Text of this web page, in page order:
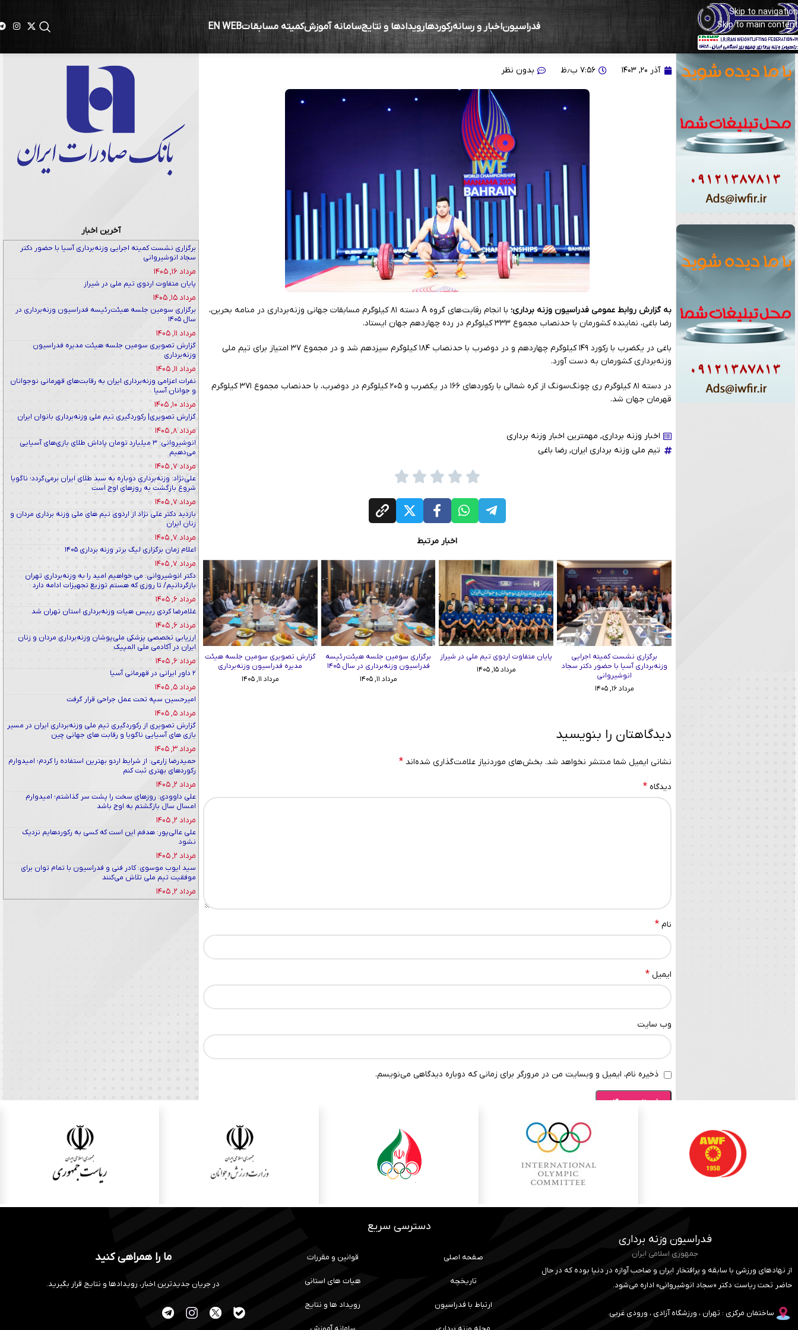
Skip to navigation
Skip to main content
فدراسیوناخبار و رسانهرکوردهارویدادها و نتایجسامانه آموزشکمیته مسابقاتEN WEB
رضا باغی در دسته ۸۱ کیلوگرم چهاردهم شد
آذر ۲۰, ۱۴۰۳ ۷:۵۶ ب٫ظ بدون نظر
به گزارش روابط عمومی فدراسیون وزنه برداری؛
با انجام رقابت‌های گروه A دسته ۸۱ کیلوگرم مسابقات جهانی وزنه‌برداری در منامه بحرین،
رضا باغی، نماینده کشورمان با حدنصاب مجموع ۳۳۳ کیلوگرم در رده چهاردهم جهان ایستاد.
باغی در یکضرب با رکورد ۱۴۹ کیلوگرم چهاردهم و در دوضرب با حدنصاب ۱۸۴ کیلوگرم سیزدهم شد و در مجموع ۳۷ امتیاز برای تیم ملی
وزنه‌برداری کشورمان به دست آورد.
در دسته ۸۱ کیلوگرم ری چونگ‌سونگ از کره شمالی با رکوردهای ۱۶۶ در یکضرب و ۲۰۵ کیلوگرم در دوضرب، با حدنصاب مجموع ۳۷۱ کیلوگرم
قهرمان جهان شد.
اخبار وزنه برداری, مهمترین اخبار وزنه برداری
تیم ملی وزنه برداری ایران, رضا باغی
اخبار مرتبط
برگزاری نشست کمیته اجرایی
وزنه‌برداری آسیا با حضور دکتر سجاد
انوشیروانی
مرداد ۱۶, ۱۴۰۵
پایان متفاوت اردوی تیم ملی در شیراز
مرداد ۱۵, ۱۴۰۵
برگزاری سومین جلسه هیئت‌رئیسه
فدراسیون وزنه‌برداری در سال ۱۴۰۵
مرداد ۱۱, ۱۴۰۵
گزارش تصویری سومین جلسه هیئت
مدیره فدراسیون وزنه‌برداری
مرداد ۱۱, ۱۴۰۵
دیدگاهتان را بنویسید
نشانی ایمیل شما منتشر نخواهد شد. بخش‌های موردنیاز علامت‌گذاری شده‌اند *
دیدگاه *
نام *
ایمیل *
وب‌ سایت
ذخیره نام، ایمیل و وبسایت من در مرورگر برای زمانی که دوباره دیدگاهی می‌نویسم.
آخرین اخبار
برگزاری نشست کمیته اجرایی وزنه‌برداری آسیا با حضور دکتر
سجاد انوشیروانی
مرداد ۱۶, ۱۴۰۵
پایان متفاوت اردوی تیم ملی در شیراز
مرداد ۱۵, ۱۴۰۵
برگزاری سومین جلسه هیئت‌رئیسه فدراسیون وزنه‌برداری در
سال ۱۴۰۵
مرداد ۱۱, ۱۴۰۵
گزارش تصویری سومین جلسه هیئت مدیره فدراسیون
وزنه‌برداری
مرداد ۱۱, ۱۴۰۵
نفرات اعزامی وزنه‌برداری ایران به رقابت‌های قهرمانی نوجوانان
و جوانان آسیا
مرداد ۱۰, ۱۴۰۵
گزارش تصویری| رکوردگیری تیم ملی وزنه‌برداری بانوان ایران
مرداد ۸, ۱۴۰۵
انوشیروانی: ۳ میلیارد تومان پاداش طلای بازی‌های آسیایی
می‌دهیم
مرداد ۷, ۱۴۰۵
علی‌نژاد: وزنه‌برداری دوباره به سبد طلای ایران برمی‌گردد؛ ناگویا
شروع بازگشت به روزهای اوج است
مرداد ۷, ۱۴۰۵
بازدید دکتر علی نژاد از اردوی تیم های ملی وزنه برداری مردان و
زنان ایران
مرداد ۷, ۱۴۰۵
اعلام زمان برگزاری لیگ برتر وزنه برداری ۱۴۰۵
مرداد ۷, ۱۴۰۵
دکتر انوشیروانی: می خواهیم امید را به وزنه‌برداری تهران
بازگردانیم/ تا روزی که هستم توزیع تجهیزات ادامه دارد
مرداد ۶, ۱۴۰۵
غلامرضا کردی رییس هیات وزنه‌برداری استان تهران شد
مرداد ۶, ۱۴۰۵
ارزیابی تخصصی پزشکی ملی‌پوشان وزنه‌برداری مردان و زنان
ایران در آکادمی ملی المپیک
مرداد ۶, ۱۴۰۵
۲ داور ایرانی در قهرمانی آسیا
مرداد ۵, ۱۴۰۵
امیرحسین سپه تحت عمل جراحی قرار گرفت
مرداد ۵, ۱۴۰۵
گزارش تصویری از رکوردگیری تیم ملی وزنه‌برداری ایران در مسیر
بازی های آسیایی ناگویا و رقابت های جهانی چین
مرداد ۳, ۱۴۰۵
حمیدرضا زارعی: از شرایط اردو بهترین استفاده را کردم؛ امیدوارم
رکوردهای بهتری ثبت کنم
مرداد ۲, ۱۴۰۵
علی داوودی: روزهای سخت را پشت سر گذاشتم؛ امیدوارم
امسال سال بازگشتم به اوج باشد
مرداد ۲, ۱۴۰۵
علی عالی‌پور: هدفم این است که کسی به رکوردهایم نزدیک
نشود
مرداد ۲, ۱۴۰۵
سید ایوب موسوی: کادر فنی و فدراسیون با تمام توان برای
موفقیت تیم ملی تلاش می‌کنند
مرداد ۲, ۱۴۰۵
فدراسیون وزنه برداری
جمهوری اسلامی ایران
از نهادهای ورزشی با سابقه و پرافتخار ایران و صاحب آوازه در دنیا بوده که در حال
حاضر تحت ریاست دکتر «سجاد انوشیروانی» اداره می‌شود.
ساختمان مرکزی : تهران ، ورزشگاه آزادی ، ورودی غربی.
دسترسی سریع
صفحه اصلی
تاریخچه
ارتباط با فدراسیون
قوانین و مقررات
هیات های استانی
رویداد ها و نتایج
ما را همراهی کنید
در جریان جدیدترین اخبار، رویدادها و نتایج قرار بگیرید.